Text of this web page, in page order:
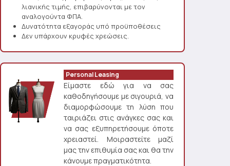
λιανικής τιμής, επιβαρύνονται με τον
αναλογούντα ΦΠΑ.
Δυνατότητα εξαγοράς υπό προϋποθέσεις
Δεν υπάρχουν κρυφές χρεώσεις.
Personal Leasing
Είμαστε εδώ για να σας
καθοδηγήσουμε με σιγουριά, να
διαμορφώσουμε τη λύση που
ταιριάζει στις ανάγκες σας και
να σας εξυπηρετήσουμε όποτε
χρειαστεί. Μοιραστείτε μαζί
μας την επιθυμία σας και θα την
κάνουμε πραγματικότητα.